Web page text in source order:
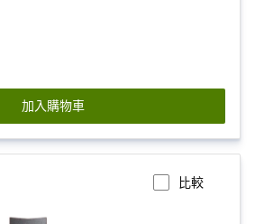
加入購物車
比較